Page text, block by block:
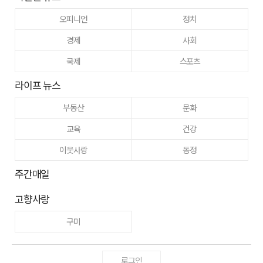
오피니언
정치
경제
사회
국제
스포츠
라이프 뉴스
부동산
문화
교육
건강
이웃사랑
동정
주간매일
고향사랑
구미
로그인